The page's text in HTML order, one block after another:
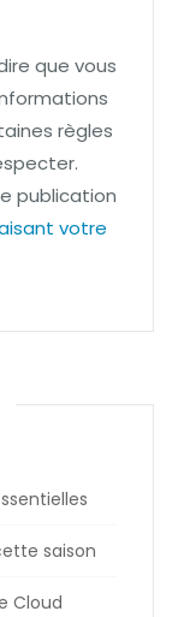
que vous
règles
publication
votre
saison
Cloud